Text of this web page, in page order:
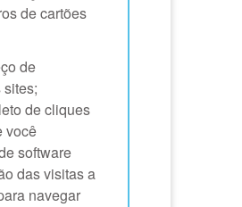
de cartões
de
de cliques
você
software
das visitas a
navegar